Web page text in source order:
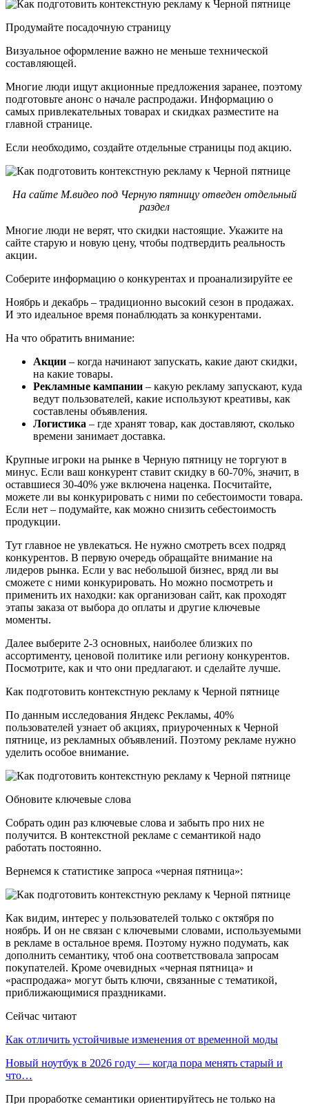
Продумайте посадочную страницу
Визуальное оформление важно не меньше технической
составляющей.
Многие люди ищут акционные предложения заранее, поэтому
подготовьте анонс о начале распродажи. Информацию о
самых привлекательных товарах и скидках разместите на
главной странице.
Если необходимо, создайте отдельные страницы под акцию.
На сайте М.видео под Черную пятницу отведен отдельный
раздел
Многие люди не верят, что скидки настоящие. Укажите на
сайте старую и новую цену, чтобы подтвердить реальность
акции.
Соберите информацию о конкурентах и проанализируйте ее
Ноябрь и декабрь – традиционно высокий сезон в продажах.
И это идеальное время понаблюдать за конкурентами.
На что обратить внимание:
Акции – когда начинают запускать, какие дают скидки,
на какие товары.
Рекламные кампании – какую рекламу запускают, куда
ведут пользователей, какие используют креативы, как
составлены объявления.
Логистика – где хранят товар, как доставляют, сколько
времени занимает доставка.
Крупные игроки на рынке в Черную пятницу не торгуют в
минус. Если ваш конкурент ставит скидку в 60-70%, значит, в
оставшиеся 30-40% уже включена наценка. Посчитайте,
можете ли вы конкурировать с ними по себестоимости товара.
Если нет – подумайте, как можно снизить себестоимость
продукции.
Тут главное не увлекаться. Не нужно смотреть всех подряд
конкурентов. В первую очередь обращайте внимание на
лидеров рынка. Если у вас небольшой бизнес, вряд ли вы
сможете с ними конкурировать. Но можно посмотреть и
применить их находки: как организован сайт, как проходят
этапы заказа от выбора до оплаты и другие ключевые
моменты.
Далее выберите 2-3 основных, наиболее близких по
ассортименту, ценовой политике или региону конкурентов.
Посмотрите, как и что они предлагают. и сделайте лучше.
Как подготовить контекстную рекламу к Черной пятнице
По данным исследования Яндекс Рекламы, 40%
пользователей узнает об акциях, приуроченных к Черной
пятнице, из рекламных объявлений. Поэтому рекламе нужно
уделить особое внимание.
Обновите ключевые слова
Собрать один раз ключевые слова и забыть про них не
получится. В контекстной рекламе с семантикой надо
работать постоянно.
Вернемся к статистике запроса «черная пятница»:
Как видим, интерес у пользователей только с октября по
ноябрь. И он не связан с ключевыми словами, используемыми
в рекламе в остальное время. Поэтому нужно подумать, как
дополнить семантику, чтоб она соответствовала запросам
покупателей. Кроме очевидных «черная пятница» и
«распродажа» могут быть ключи, связанные с тематикой,
приближающимися праздниками.
Сейчас читают
Как отличить устойчивые изменения от временной моды
Новый ноутбук в 2026 году — когда пора менять старый и
что…
При проработке семантики ориентируйтесь не только на